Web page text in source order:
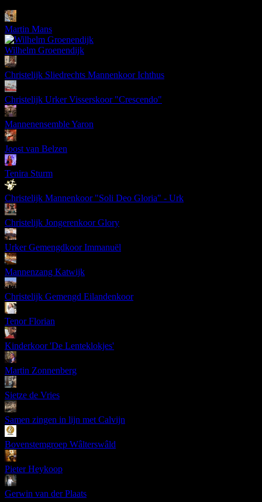
Martin Mans
Wilhelm Groenendijk
Christelijk Sliedrechts Mannenkoor Ichthus
Christelijk Urker Visserskoor "Crescendo"
Mannenensemble Yaron
Joost van Belzen
Tenira Sturm
Christelijk Mannenkoor "Soli Deo Gloria" - Urk
Christelijk Jongerenkoor Glory
Urker Gemengdkoor Immanuël
Mannenzang Katwijk
Christelijk Gemengd Eilandenkoor
Tenor Florian
Kinderkoor 'De Lenteklokjes'
Martin Zonnenberg
Sietze de Vries
Samen zingen in lijn met Calvijn
Bovenstemgroep Wâlterswâld
Pieter Heykoop
Gerwin van der Plaats